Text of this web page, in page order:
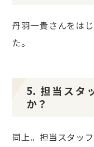
丹羽一貴さんをは
た。
5. 担当スタ
か？
同上。担当スタッ